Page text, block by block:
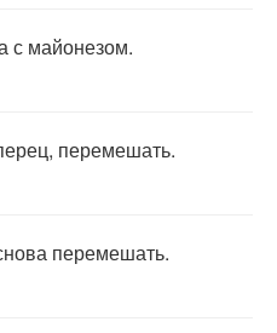
с майонезом.
перемешать.
перемешать.